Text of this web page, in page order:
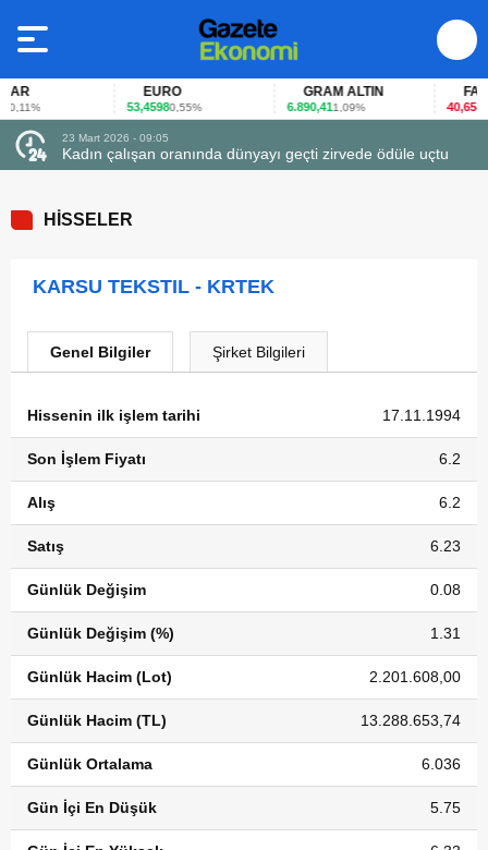
EURO
53,45980,55%
GRAM ALTIN
6.890,411,09%
FAİZ
40,65-
23 Mart 2026 - 09:05
Kadın çalışan oranında dünyayı geçti zirvede ödüle uçtu
HİSSELER
KARSU TEKSTIL - KRTEK
Genel Bilgiler Şirket Bilgileri
Hissenin ilk işlem tarihi 17.11.1994
Son İşlem Fiyatı 6.2
Alış 6.2
Satış 6.23
Günlük Değişim 0.08
Günlük Değişim (%) 1.31
Günlük Hacim (Lot) 2.201.608,00
Günlük Hacim (TL) 13.288.653,74
Günlük Ortalama 6.036
Gün İçi En Düşük 5.75